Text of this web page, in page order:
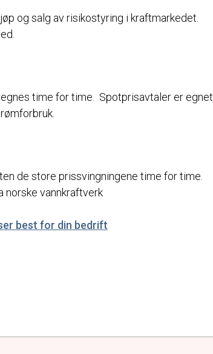
og salg av risikostyring i kraftmarkedet.
time for time. Spotprisavtaler er egnet
de store prissvingningene time for time.
norske vannkraftverk
best for din bedrift